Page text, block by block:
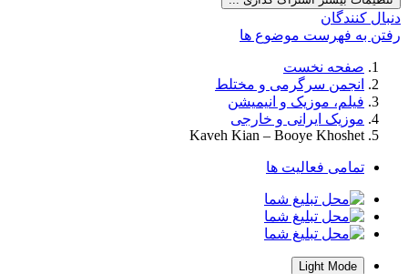
دنبال کنندگان
رفتن به فهرست موضوع ها
صفحه نخست
انجمن سرگرمی و مختلط
فیلم، موزیک و انیمیشن
موزیک ایرانی و خارجی
Kaveh Kian – Booye Khoshet
تمامی فعالیت ها
Light Mode